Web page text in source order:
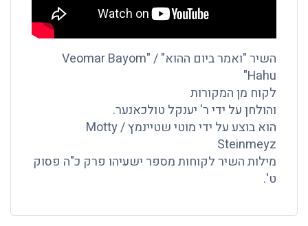
השיר "ואמר ביום ההוא" / "Veomar Bayom
Hahu"
לקוח מן המקורות
והולחן על ידי ר' יענקל טולכאנער.
הוא בוצע על ידי מוטי שטיינמץ / Motty
Steinmeyz
מילות השיר לקוחות מספר ישעיהו פרק כ"ה פסוק
ט'.